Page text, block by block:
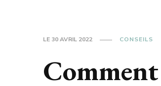
LE 30 AVRIL 2022 CONSEILS